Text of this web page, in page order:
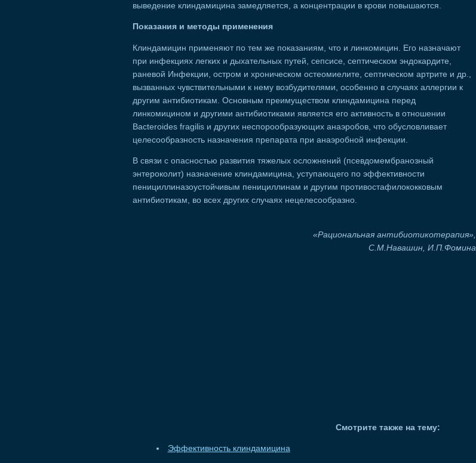
выведение клиндамицина замедляется, а концентрации в крови повышаются.
Показания и методы применения
Клиндамицин применяют по тем же показаниям, что и линкомицин. Его назначают
при инфекциях легких и дыхательных путей, сепсисе, септическом эндокардите,
раневой Инфекции, остром и хроническом остеомиелите, септическом артрите и др.,
вызванных чувствительными к нему возбудителями, особенно в случаях аллергии к
другим антибиотикам. Основным преимуществом клиндамицина перед
линкомицином и другими антибиотиками является его активность в отношении
Bacteroides fragilis и других неспорообразующих анаэробов, что обусловливает
целесообразность назначения препарата при анаэробной инфекции.
В связи с опасностью развития тяжелых осложнений (псевдомембранозный
энтероколит) назначение клиндамицина, уступающего по эффективности
пенициллиназоустойчивым пенициллинам и другим противостафилококковым
антибиотикам, во всех других случаях нецелесообразно.
«Рациональная антибиотикотерапия»,
С.М.Навашин, И.П.Фомина
Смотрите также на тему:
Эффективность клиндамицина